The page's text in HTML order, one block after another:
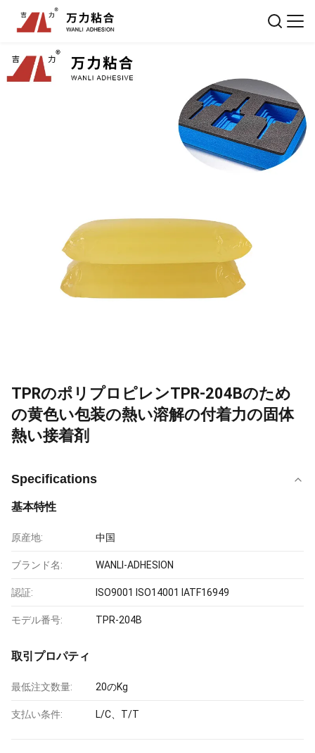
TPRのポリプロピレンTPR-204Bのため
の黄色い包装の熱い溶解の付着力の固体
熱い接着剤
Specifications
基本特性
原産地: 中国
ブランド名: WANLI-ADHESION
認証: ISO9001 ISO14001 IATF16949
モデル番号: TPR-204B
取引プロパティ
最低注文数量: 20のKg
支払い条件: L/C、T/T